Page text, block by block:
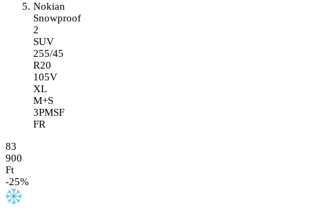
Nokian
Snowproof
2
SUV
255/45
R20
105V
XL
M+S
3PMSF
FR
83
900
Ft
-25%